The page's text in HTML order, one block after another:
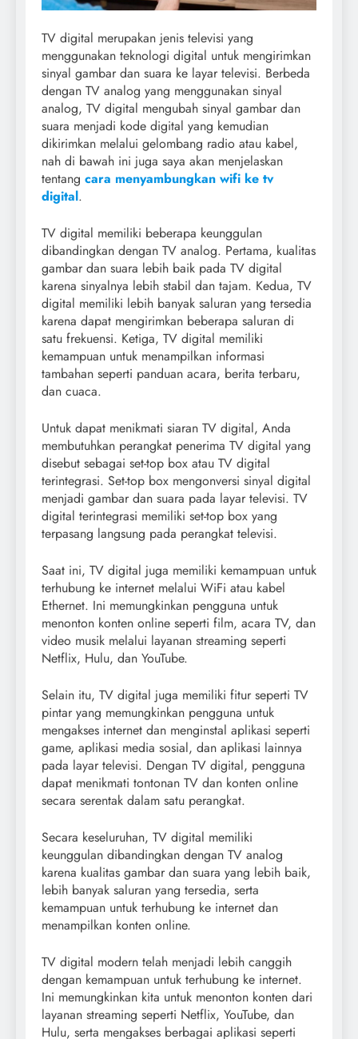
TV digital merupakan jenis televisi yang
menggunakan teknologi digital untuk mengirimkan
sinyal gambar dan suara ke layar televisi. Berbeda
dengan TV analog yang menggunakan sinyal
analog, TV digital mengubah sinyal gambar dan
suara menjadi kode digital yang kemudian
dikirimkan melalui gelombang radio atau kabel,
nah di bawah ini juga saya akan menjelaskan
tentang cara menyambungkan wifi ke tv
digital.
TV digital memiliki beberapa keunggulan
dibandingkan dengan TV analog. Pertama, kualitas
gambar dan suara lebih baik pada TV digital
karena sinyalnya lebih stabil dan tajam. Kedua, TV
digital memiliki lebih banyak saluran yang tersedia
karena dapat mengirimkan beberapa saluran di
satu frekuensi. Ketiga, TV digital memiliki
kemampuan untuk menampilkan informasi
tambahan seperti panduan acara, berita terbaru,
dan cuaca.
Untuk dapat menikmati siaran TV digital, Anda
membutuhkan perangkat penerima TV digital yang
disebut sebagai set-top box atau TV digital
terintegrasi. Set-top box mengonversi sinyal digital
menjadi gambar dan suara pada layar televisi. TV
digital terintegrasi memiliki set-top box yang
terpasang langsung pada perangkat televisi.
Saat ini, TV digital juga memiliki kemampuan untuk
terhubung ke internet melalui WiFi atau kabel
Ethernet. Ini memungkinkan pengguna untuk
menonton konten online seperti film, acara TV, dan
video musik melalui layanan streaming seperti
Netflix, Hulu, dan YouTube.
Selain itu, TV digital juga memiliki fitur seperti TV
pintar yang memungkinkan pengguna untuk
mengakses internet dan menginstal aplikasi seperti
game, aplikasi media sosial, dan aplikasi lainnya
pada layar televisi. Dengan TV digital, pengguna
dapat menikmati tontonan TV dan konten online
secara serentak dalam satu perangkat.
Secara keseluruhan, TV digital memiliki
keunggulan dibandingkan dengan TV analog
karena kualitas gambar dan suara yang lebih baik,
lebih banyak saluran yang tersedia, serta
kemampuan untuk terhubung ke internet dan
menampilkan konten online.
TV digital modern telah menjadi lebih canggih
dengan kemampuan untuk terhubung ke internet.
Ini memungkinkan kita untuk menonton konten dari
layanan streaming seperti Netflix, YouTube, dan
Hulu, serta mengakses berbagai aplikasi seperti